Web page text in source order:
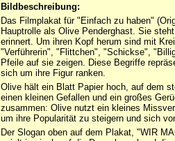
Bildbeschreibung:
Das Filmplakat für "Einfach zu haben"
Hauptrolle als Olive Penderghast. Sie
erinnert. Um ihren Kopf herum sind mit
"Verführerin", "Flittchen", "Schickse",
Pfeile auf sie zeigen. Diese Begriffe
sich um ihre Figur ranken.
Olive hält ein Blatt Papier hoch, auf dem
einen kleinen Gefallen und ein großes
zusammen: Olive nutzt ein kleines
um ihre Popularität zu steigern und sich
Der Slogan oben auf dem Plakat, "WIR